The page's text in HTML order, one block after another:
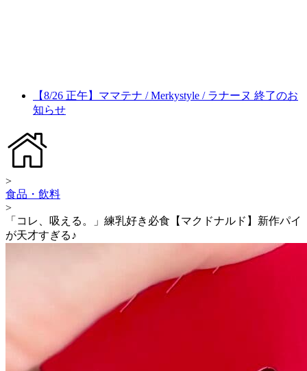
【8/26 正午】ママテナ / Merkystyle / ラナーヌ 終了のお
知らせ
>
食品・飲料
>
「コレ、吸える。」練乳好き必食【マクドナルド】新作パイ
が天才すぎる♪